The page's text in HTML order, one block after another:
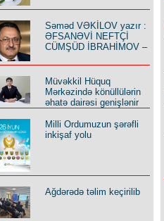
Səməd VƏKİLOV yazır :
ƏFSANƏVİ NEFTÇİ
CÜMŞÜD İBRAHİMOV –
Müvəkkil Hüquq
Mərkəzində könüllülərin
əhatə dairəsi genişlənir
Milli Ordumuzun şərəfli
inkişaf yolu
Ağdərədə təlim keçirilib